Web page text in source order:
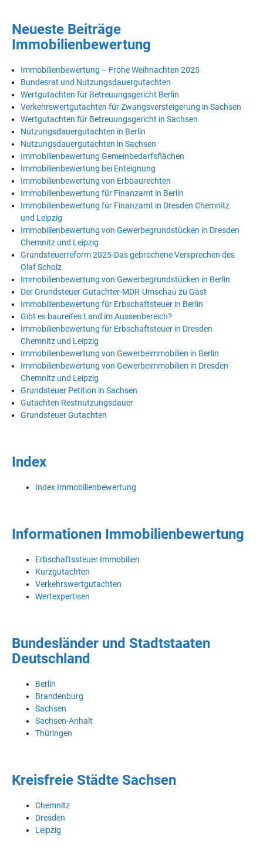
Neueste Beiträge
Immobilienbewertung
Immobilienbewertung – Frohe Weihnachten 2025
Bundesrat und Nutzungsdauergutachten
Wertgutachten für Betreuungsgericht Berlin
Verkehrswertgutachten für Zwangsversteigerung in Sachsen
Wertgutachten für Betreuungsgericht in Sachsen
Nutzungsdauergutachten in Berlin
Nutzungsdauergutachten in Sachsen
Immobilienbewertung Gemeinbedarfsflächen
Immobilienbewertung bei Enteignung
Immobilienbewertung von Erbbaurechten
Immobilienbewertung für Finanzamt in Berlin
Immobilienbewertung für Finanzamt in Dresden Chemnitz
und Leipzig
Immobilienbewertung von Gewerbegrundstücken in Dresden
Chemnitz und Leipzig
Grundsteuerreform 2025-Das gebrochene Versprechen des
Olaf Scholz
Immobilienbewertung von Gewerbegrundstücken in Berlin
Der Grundsteuer-Gutachter-MDR-Umschau zu Gast
Immobilienbewertung für Erbschaftsteuer in Berlin
Gibt es baureifes Land im Aussenbereich?
Immobilienbewertung für Erbschaftsteuer in Dresden
Chemnitz und Leipzig
Immobilienbewertung von Gewerbeimmobilien in Berlin
Immobilienbewertung von Gewerbeimmobilien in Dresden
Chemnitz und Leipzig
Grundsteuer Petition in Sachsen
Gutachten Restnutzungsdauer
Grundsteuer Gutachten
Index
Index Immobilienbewertung
Informationen Immobilienbewertung
Erbschaftssteuer Immobilien
Kurzgutachten
Verkehrswertgutachten
Wertexpertisen
Bundesländer und Stadtstaaten
Deutschland
Berlin
Brandenburg
Sachsen
Sachsen-Anhalt
Thüringen
Kreisfreie Städte Sachsen
Chemnitz
Dresden
Leipzig